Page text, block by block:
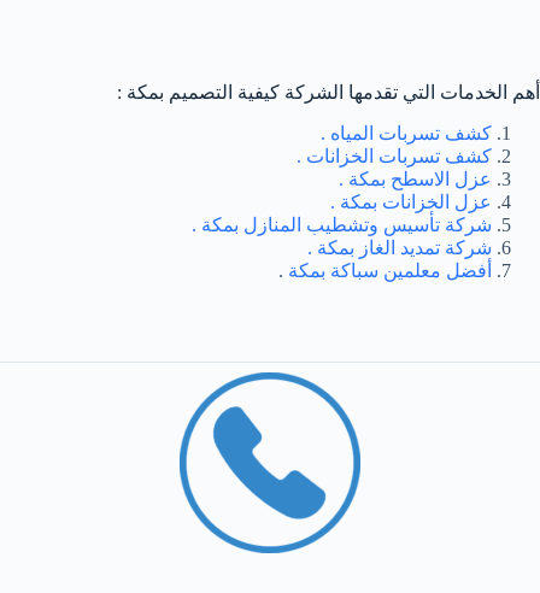
أهم الخدمات التي تقدمها الشركة كيفية التصميم بمكة :
كشف تسربات المياه .
كشف تسربات الخزانات .
عزل الاسطح بمكة .
عزل الخزانات بمكة .
شركة تأسيس وتشطيب المنازل بمكة .
شركة تمديد الغاز بمكة .
أفضل معلمين سباكة بمكة .